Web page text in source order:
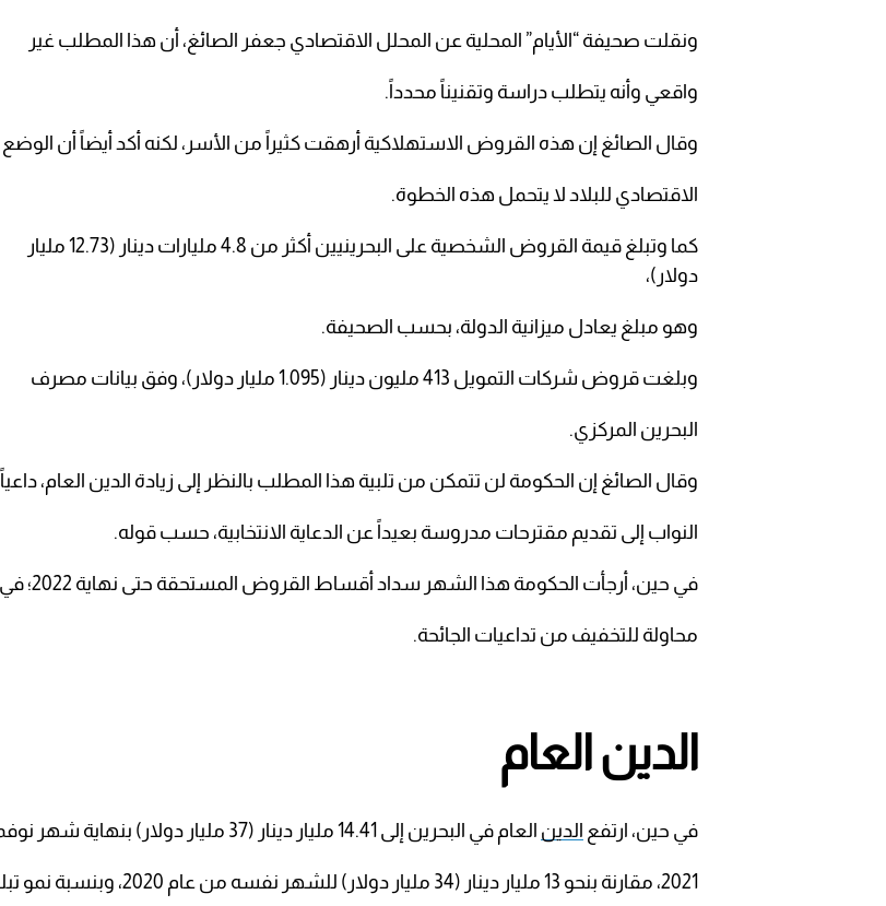
ونقلت صحيفة “الأيام” المحلية عن المحلل الاقتصادي جعفر الصائغ، أن هذا المطلب غير
واقعي وأنه يتطلب دراسة وتقنيناً محدداً.
وقال الصائغ إن هذه القروض الاستهلاكية أرهقت كثيراً من الأسر، لكنه أكد أيضاً أن الوضع
الاقتصادي للبلاد لا يتحمل هذه الخطوة.
كما وتبلغ قيمة القروض الشخصية على البحرينيين أكثر من 4.8 مليارات دينار (12.73 مليار
دولار)،
وهو مبلغ يعادل ميزانية الدولة، بحسب الصحيفة.
وبلغت قروض شركات التمويل 413 مليون دينار (1.095 مليار دولار)، وفق بيانات مصرف
البحرين المركزي.
وقال الصائغ إن الحكومة لن تتمكن من تلبية هذا المطلب بالنظر إلى زيادة الدين العام، داعياً
النواب إلى تقديم مقترحات مدروسة بعيداً عن الدعاية الانتخابية، حسب قوله.
في حين، أرجأت الحكومة هذا الشهر سداد أقساط القروض المستحقة حتى نهاية 2022؛ في
محاولة للتخفيف من تداعيات الجائحة.
الدين العام
في حين، ارتفع الدين العام في البحرين إلى 14.41 مليار دينار (37 مليار دولار) بنهاية شهر نوفمبر
2021، مقارنة بنحو 13 مليار دينار (34 مليار دولار) للشهر نفسه من عام 2020، وبنسبة نمو تبلغ